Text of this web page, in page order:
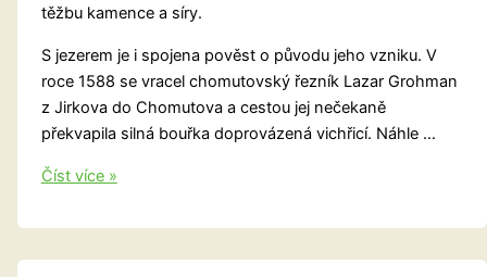
těžbu kamence a síry.
S jezerem je i spojena pověst o původu jeho vzniku. V
roce 1588 se vracel chomutovský řezník Lazar Grohman
z Jirkova do Chomutova a cestou jej nečekaně
překvapila silná bouřka doprovázená vichřicí. Náhle …
Chomutov:
o
Číst více »